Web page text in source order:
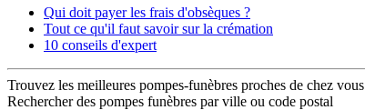
Qui doit payer les frais d'obsèques ?
Tout ce qu'il faut savoir sur la crémation
10 conseils d'expert
Trouvez les meilleures pompes-funèbres proches de chez vous
Rechercher des pompes funèbres par ville ou code postal